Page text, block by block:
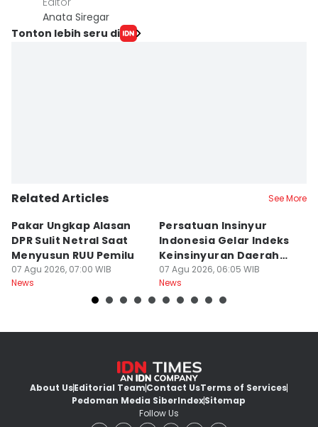
Anata Siregar
Tonton lebih seru di
Related Articles See More
Pakar Ungkap Alasan
DPR Sulit Netral Saat
Menyusun RUU Pemilu
07 Agu 2026, 07:00 WIB
News
Persatuan Insinyur
Indonesia Gelar Indeks
Keinsinyuran Daerah
dan CAFEO 44
07 Agu 2026, 06:05 WIB
News
About UsEditorial TeamContact UsTerms of Services
Pedoman Media SiberIndexSitemap
Follow Us